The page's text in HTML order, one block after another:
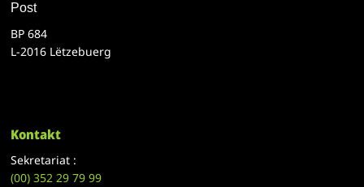
Post
BP 684
L-2016 Lëtzebuerg
Kontakt
Sekretariat :
(00)352 29 79 99